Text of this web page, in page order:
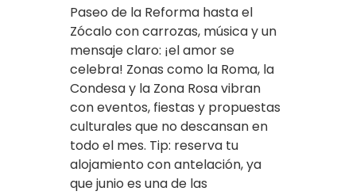
Paseo de la Reforma hasta el
Zócalo con carrozas, música y un
mensaje claro: ¡el amor se
celebra! Zonas como la Roma, la
Condesa y la Zona Rosa vibran
con eventos, fiestas y propuestas
culturales que no descansan en
todo el mes. Tip: reserva tu
alojamiento con antelación, ya
que junio es una de las